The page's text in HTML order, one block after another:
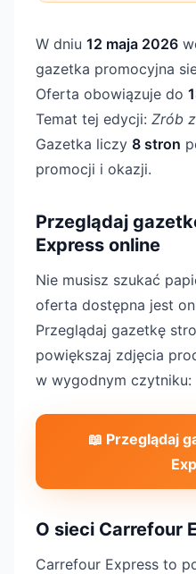
W dniu 12 maja 2026
gazetka promocyjna
Oferta obowiązuje do
Temat tej edycji: Zrób
Gazetka liczy 8 stron
promocji i okazji.
Przeglądaj
Express online
Nie musisz szukać
oferta dostępna jest
Przeglądaj gazetkę
powiększaj zdjęcia
w wygodnym czytniku:
📖 Przeglądaj
O sieci Carrefour
Carrefour Express to